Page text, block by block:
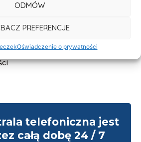
ODMÓW
PREFERENCJE
Oświadczenie o prywatności
telefoniczna jest
całą dobę 24 / 7